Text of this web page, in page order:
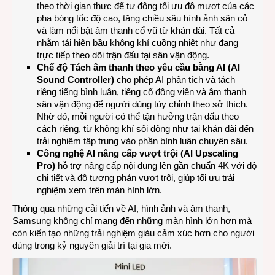
theo thời gian thực để tự động tối ưu độ mượt của các
pha bóng tốc độ cao, tăng chiều sâu hình ảnh sân cỏ
và làm nổi bật âm thanh cổ vũ từ khán đài. Tất cả
nhằm tái hiện bầu không khí cuồng nhiệt như đang
trực tiếp theo dõi trận đấu tại sân vận động.
Chế độ Tách âm thanh theo yêu cầu bằng AI (AI
Sound Controller) cho phép AI phân tích và tách
riêng tiếng bình luận, tiếng cổ động viên và âm thanh
sân vận động để người dùng tùy chỉnh theo sở thích.
Nhờ đó, mỗi người có thể tận hưởng trận đấu theo
cách riêng, từ không khí sôi động như tại khán đài đến
trải nghiệm tập trung vào phần bình luận chuyên sâu.
Công nghệ AI nâng cấp vượt trội (AI Upscaling
Pro) hỗ trợ nâng cấp nội dung lên gần chuẩn 4K với độ
chi tiết và độ tương phản vượt trội, giúp tối ưu trải
nghiệm xem trên màn hình lớn.
Thông qua những cải tiến về AI, hình ảnh và âm thanh,
Samsung không chỉ mang đến những màn hình lớn hơn mà
còn kiến tạo những trải nghiệm giàu cảm xúc hơn cho người
dùng trong kỷ nguyên giải trí tại gia mới.